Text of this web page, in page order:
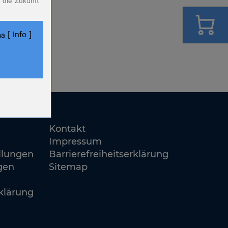
Kontakt
Impressum
Barrierefreiheitserklärung
Sitemap
Info